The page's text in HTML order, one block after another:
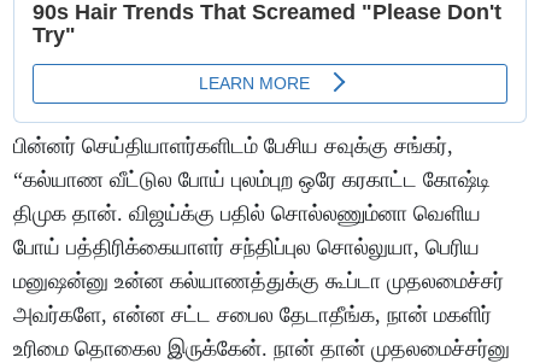
பின்னர் செய்தியாளர்களிடம் பேசிய சவுக்கு சங்கர்,
“கல்யாண வீட்டுல போய் புலம்புற ஒரே கரகாட்ட கோஷ்டி
திமுக தான். விஜய்க்கு பதில் சொல்லணும்னா வெளிய
போய் பத்திரிக்கையாளர் சந்திப்புல சொல்லுயா, பெரிய
மனுஷன்னு உன்ன கல்யாணத்துக்கு கூப்டா முதலமைச்சர்
அவர்களே, என்ன சட்ட சபைல தேடாதீங்க, நான் மகளிர்
உரிமை தொகைல இருக்கேன். நான் தான் முதலமைச்சர்னு